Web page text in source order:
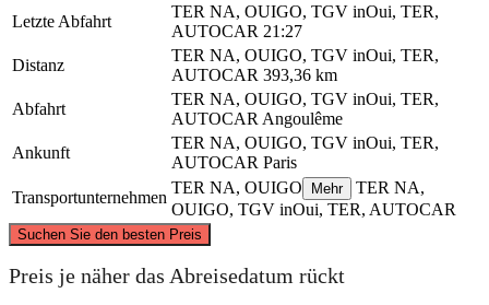
Letzte Abfahrt
TER NA, OUIGO, TGV inOui, TER,
AUTOCAR 21:27
Distanz
TER NA, OUIGO, TGV inOui, TER,
AUTOCAR 393,36 km
Abfahrt
TER NA, OUIGO, TGV inOui, TER,
AUTOCAR Angoulême
Ankunft
TER NA, OUIGO, TGV inOui, TER,
AUTOCAR Paris
Transportunternehmen
TER NA, OUIGO Mehr
TER NA,
OUIGO, TGV inOui, TER, AUTOCAR
Suchen Sie den besten Preis
© CARTO, ©OpenStreetMapcontributors
Preis je näher das Abreisedatum rückt